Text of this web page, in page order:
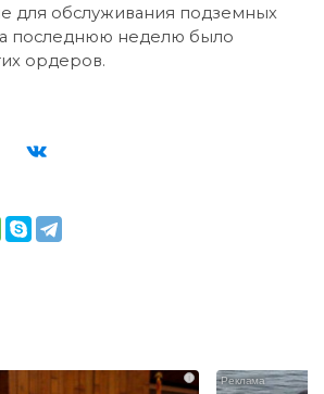
для обслуживания подземных
последнюю неделю было
ордеров.
i